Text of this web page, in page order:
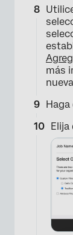
más
Haga
Elija